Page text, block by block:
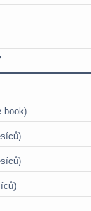
book)